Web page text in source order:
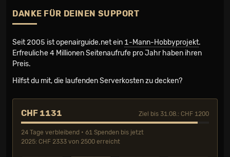
DANKE FÜR DEINEN SUPPORT
Seit 2005 ist openairguide.net ein 1-Mann-Hobbyprojekt.
Erfreuliche 4 Millionen Seiten­aufrufe pro Jahr haben ihren
Preis.
Hilfst du mit, die laufenden Serverkosten zu decken?
CHF 1131 Ziel bis 31.08.: CHF 1200
24 Tage verbleibend • 61 Spenden bis jetzt
2025: CHF 2333 von 2500 erreicht